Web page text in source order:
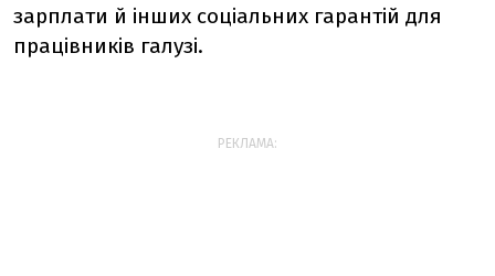
зарплати й інших соціальних гарантій для
працівників галузі.
РЕКЛАМА: